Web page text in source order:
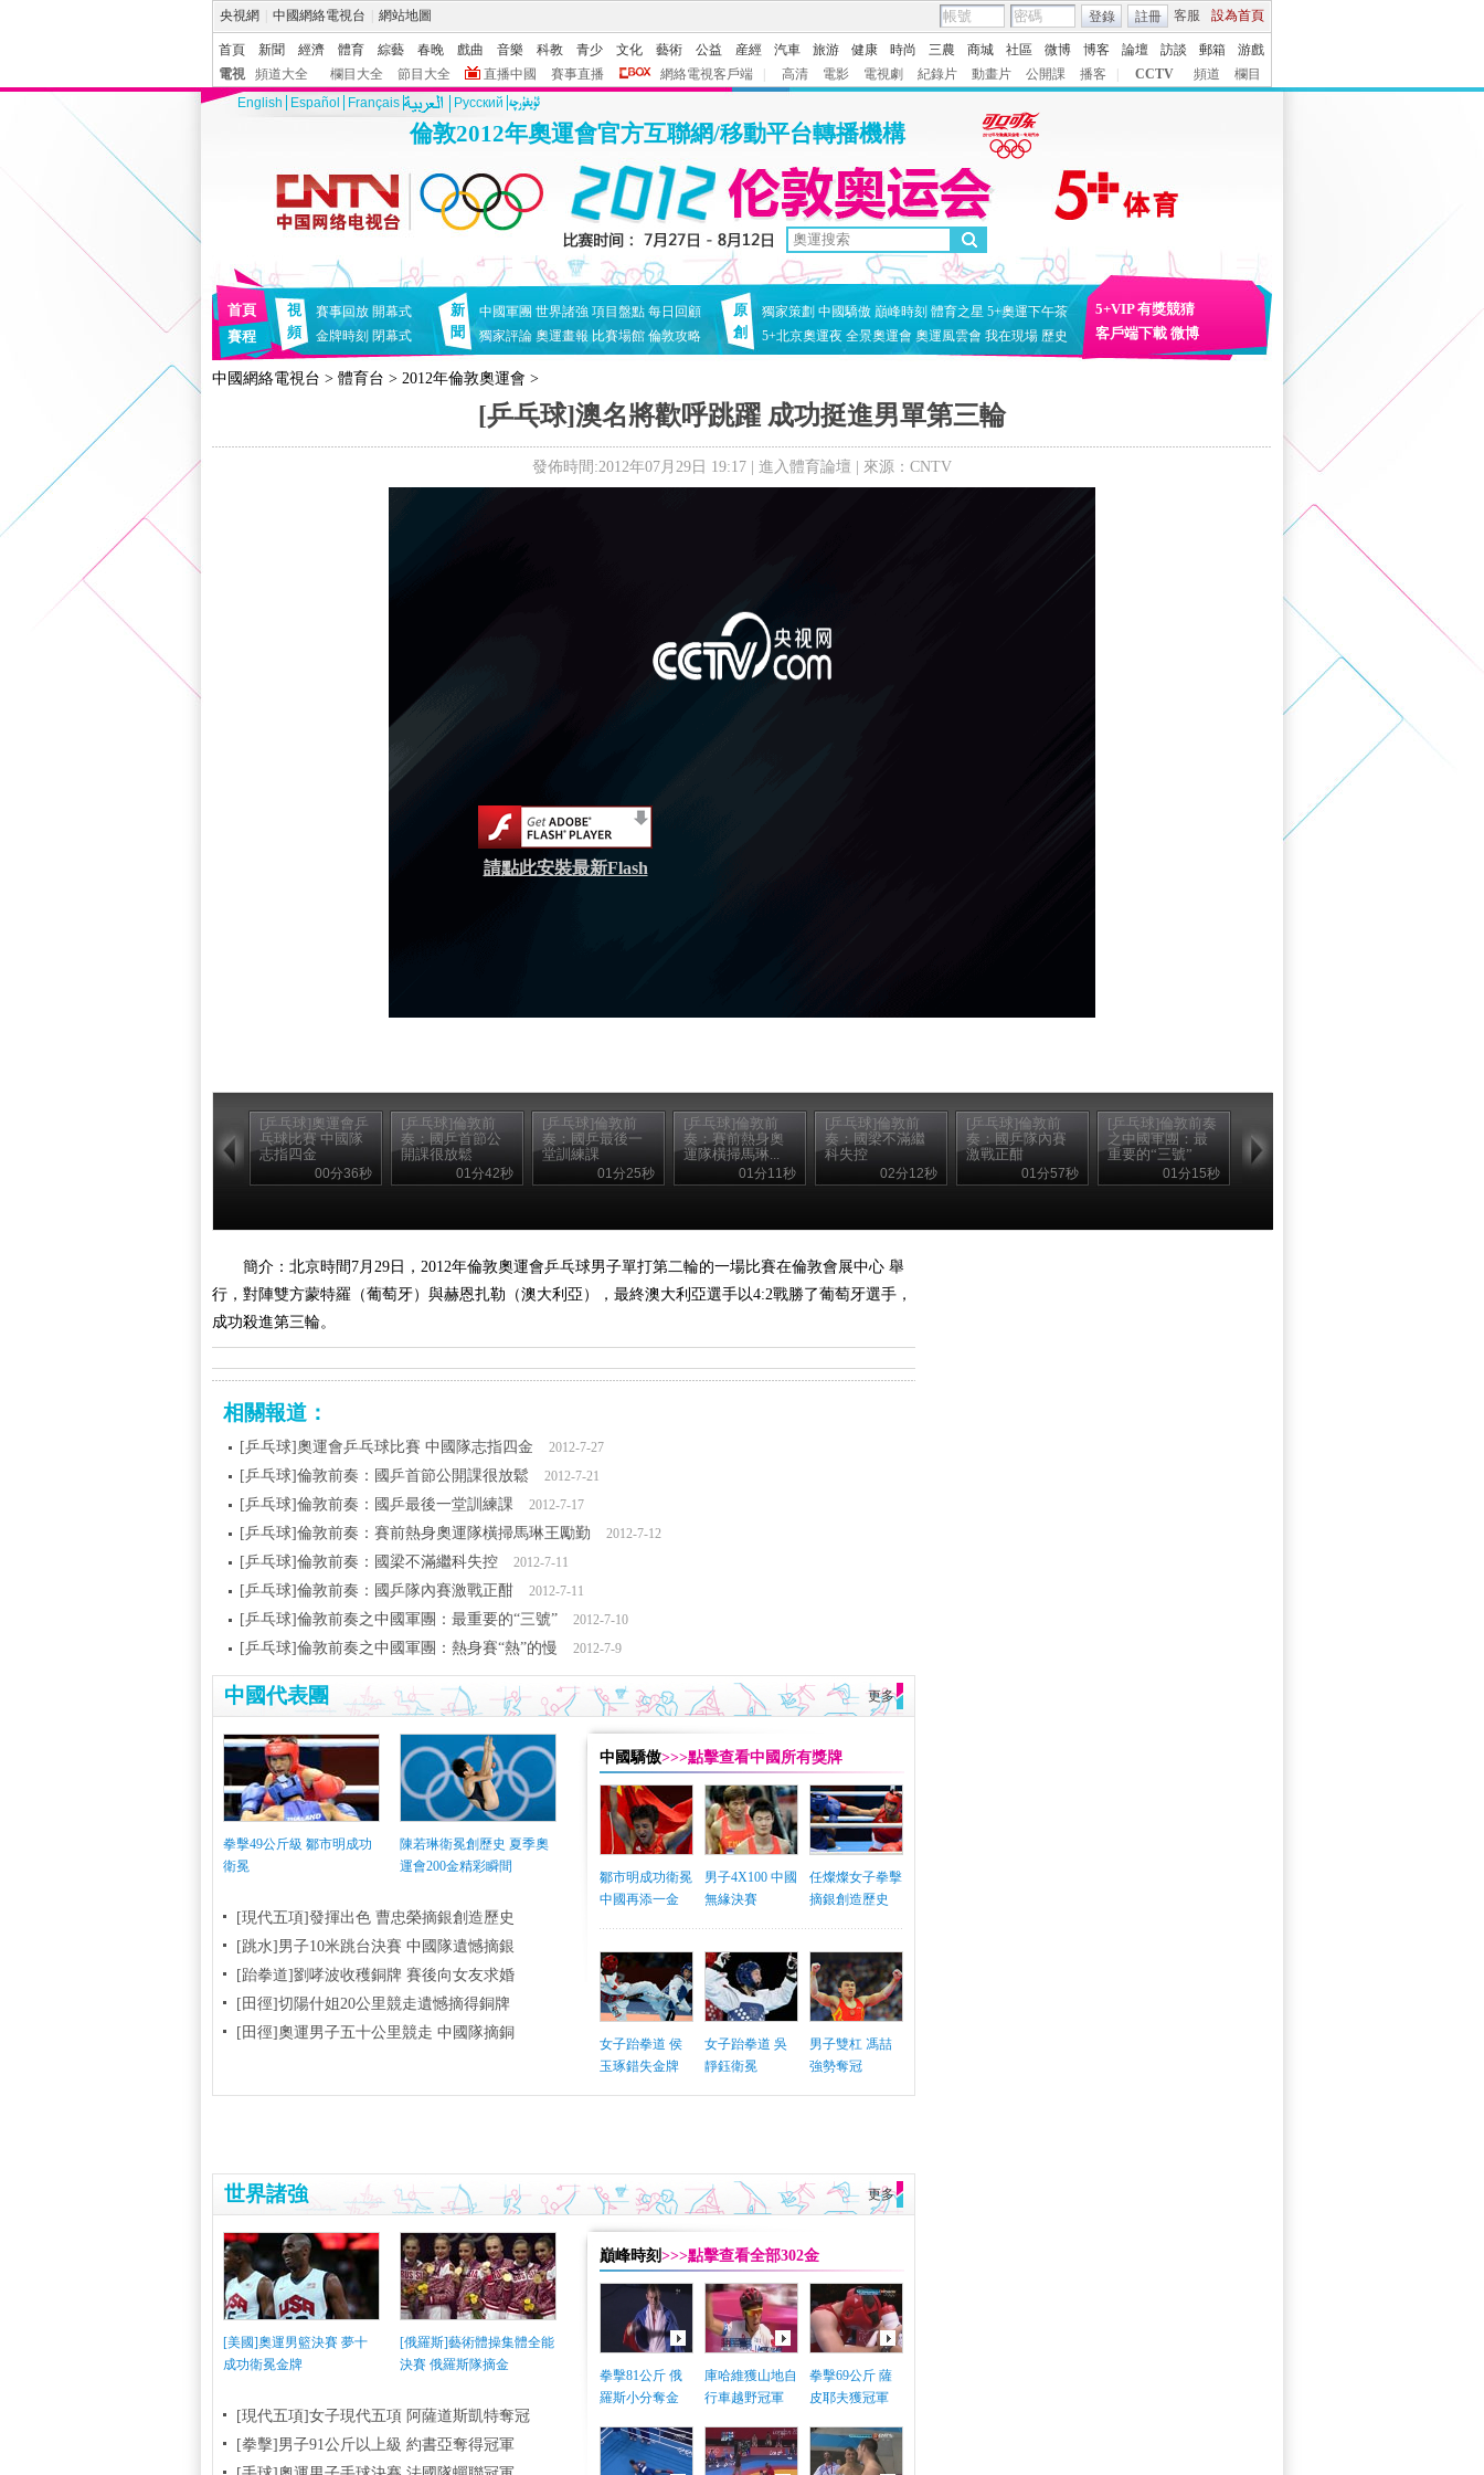
央視網 中國網絡電視台 網站地圖 客服 設為首頁
登錄 註冊
首頁 新聞 經濟 體育 綜藝 春晚 戲曲 音樂 科教 青少 文化 藝術 公益 産經 汽車 旅游 健康 時尚 三農 商城 社區 微博 博客 論壇 訪談 郵箱
游戲
電視
頻道大全 欄目大全 節目大全 直播中國 賽事直播 網絡電視客戶端 高清 電影 電視劇 紀錄片 動畫片 公開課 播客 CCTV 頻道
欄目
English
Español Français Pусский
倫敦2012年奧運會官方互聯網/移動平台轉播機構
首頁
賽程
視
頻
賽事回放 開幕式
金牌時刻 閉幕式
新
聞
中國軍團 世界諸強 項目盤點 每日回顧
獨家評論 奧運畫報 比賽場館 倫敦攻略
原
創
獨家策劃 中國驕傲 巔峰時刻 體育之星 5+奧運下午茶
5+北京奧運夜 全景奧運會 奧運風雲會 我在現場 歷史
5+VIP 有獎競猜
客戶端下載 微博
中國網絡電視台 > 體育台 > 2012年倫敦奧運會 >
[乒乓球]澳名將歡呼跳躍 成功挺進男單第三輪
發佈時間:2012年07月29日 19:17 | 進入體育論壇 | 來源：CNTV
請點此安裝最新Flash
[乒乓球]奧運會乒
乓球比賽 中國隊
志指四金
00分36秒
[乒乓球]倫敦前
奏：國乒首節公
開課很放鬆
01分42秒
[乒乓球]倫敦前
奏：國乒最後一
堂訓練課
01分25秒
[乒乓球]倫敦前
奏：賽前熱身奧
運隊橫掃馬琳...
01分11秒
[乒乓球]倫敦前
奏：國梁不滿繼
科失控
02分12秒
[乒乓球]倫敦前
奏：國乒隊內賽
激戰正酣
01分57秒
[乒乓球]倫敦前奏
之中國軍團：最
重要的“三號”
01分15秒
之中國軍團：熱
身賽“熱”的慢
簡介：北京時間7月29日，2012年倫敦奧運會乒乓球男子單打第二輪的一場比賽在倫敦會展中心 舉
行，對陣雙方蒙特羅（葡萄牙）與赫恩扎勒（澳大利亞），最終澳大利亞選手以4:2戰勝了葡萄牙選手，
成功殺進第三輪。
相關報道：
[乒乓球]奧運會乒乓球比賽 中國隊志指四金 2012-7-27
[乒乓球]倫敦前奏：國乒首節公開課很放鬆 2012-7-21
[乒乓球]倫敦前奏：國乒最後一堂訓練課 2012-7-17
[乒乓球]倫敦前奏：賽前熱身奧運隊橫掃馬琳王勵勤 2012-7-12
[乒乓球]倫敦前奏：國梁不滿繼科失控 2012-7-11
[乒乓球]倫敦前奏：國乒隊內賽激戰正酣 2012-7-11
[乒乓球]倫敦前奏之中國軍團：最重要的“三號” 2012-7-10
[乒乓球]倫敦前奏之中國軍團：熱身賽“熱”的慢 2012-7-9
中國代表團 更多
拳擊49公斤級 鄒市明成功
衛冕
陳若琳衛冕創歷史 夏季奧
運會200金精彩瞬間
[現代五項]發揮出色 曹忠榮摘銀創造歷史
[跳水]男子10米跳台決賽 中國隊遺憾摘銀
[跆拳道]劉哮波收穫銅牌 賽後向女友求婚
[田徑]切陽什姐20公里競走遺憾摘得銅牌
[田徑]奧運男子五十公里競走 中國隊摘銅
中國驕傲>>>點擊查看中國所有獎牌
鄒市明成功衛冕
中國再添一金
男子4X100 中國
無緣決賽
任燦燦女子拳擊
摘銀創造歷史
女子跆拳道 侯
玉琢錯失金牌
女子跆拳道 吳
靜鈺衛冕
男子雙杠 馮喆
強勢奪冠
世界諸強 更多
[美國]奧運男籃決賽 夢十
成功衛冕金牌
[俄羅斯]藝術體操集體全能
決賽 俄羅斯隊摘金
[現代五項]女子現代五項 阿薩道斯凱特奪冠
[拳擊]男子91公斤以上級 約書亞奪得冠軍
巔峰時刻>>>點擊查看全部302金
拳擊81公斤 俄
羅斯小分奪金
庫哈維獲山地自
行車越野冠軍
拳擊69公斤 薩
皮耶夫獲冠軍